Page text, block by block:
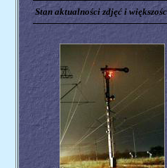
Stan aktualności zdjęć i